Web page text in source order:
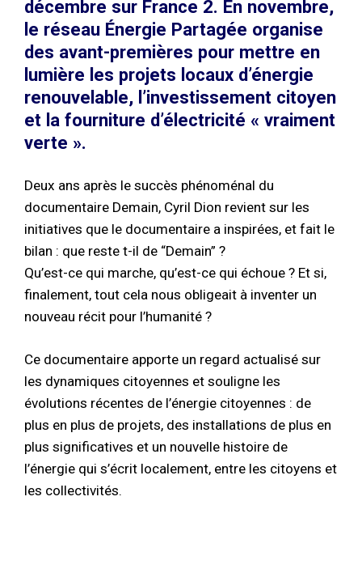
décembre sur France 2. En novembre,
le réseau Énergie Partagée organise
des avant-premières pour mettre en
lumière les projets locaux d’énergie
renouvelable, l’investissement citoyen
et la fourniture d’électricité « vraiment
verte ».
Deux ans après le succès phénoménal du
documentaire Demain, Cyril Dion revient sur les
initiatives que le documentaire a inspirées, et fait le
bilan : que reste t-il de “Demain” ?
Qu’est-ce qui marche, qu’est-ce qui échoue ? Et si,
finalement, tout cela nous obligeait à inventer un
nouveau récit pour l’humanité ?
Ce documentaire apporte un regard actualisé sur
les dynamiques citoyennes et souligne les
évolutions récentes de l’énergie citoyennes : de
plus en plus de projets, des installations de plus en
plus significatives et un nouvelle histoire de
l’énergie qui s’écrit localement, entre les citoyens et
les collectivités.